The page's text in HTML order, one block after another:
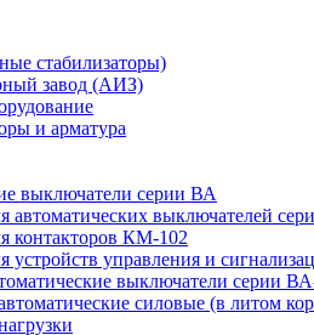
стабилизаторы)
завод (АИЗ)
и арматура
выключатели серии ВА
автоматических выключателей
контакторов КМ-102
устройств управления и
выключатели серии
силовые (в литом